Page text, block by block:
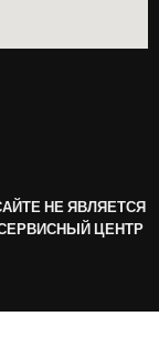
НЕ ЯВЛЯЕТСЯ
СЕРВИСНЫЙ ЦЕНТР